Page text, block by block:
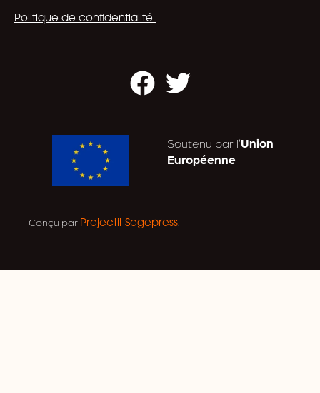
Politique de confidentialité
Facebook
Twitter
Soutenu par l’Union
Européenne
Conçu par Projectil-Sogepress